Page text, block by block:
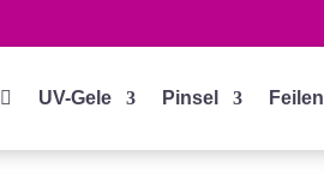
 UV-Gele Pinsel Feilen